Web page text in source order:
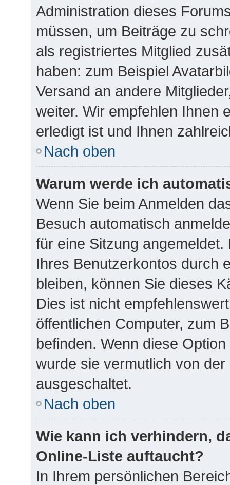
Administration dieses
müssen, um Beiträge zu
als registriertes Mitglied
haben: zum Beispiel
Versand an andere
weiter. Wir empfehlen Ihnen
erledigt ist und Ihnen
Nach oben
Warum werde ich
Wenn Sie beim Anmelden
Besuch automatisch
für eine Sitzung
Ihres Benutzerkontos durch
bleiben, können Sie dieses
Dies ist nicht
öffentlichen Computer, zum
befinden. Wenn diese
wurde sie vermutlich von
ausgeschaltet.
Nach oben
Wie kann ich verhindern,
Online-Liste auftaucht?
In Ihrem persönlichen